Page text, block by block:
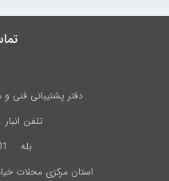
دفتر پشتیبانی فنی و
تلفن انبار 08643233333
بله
استان مرکزی محلات